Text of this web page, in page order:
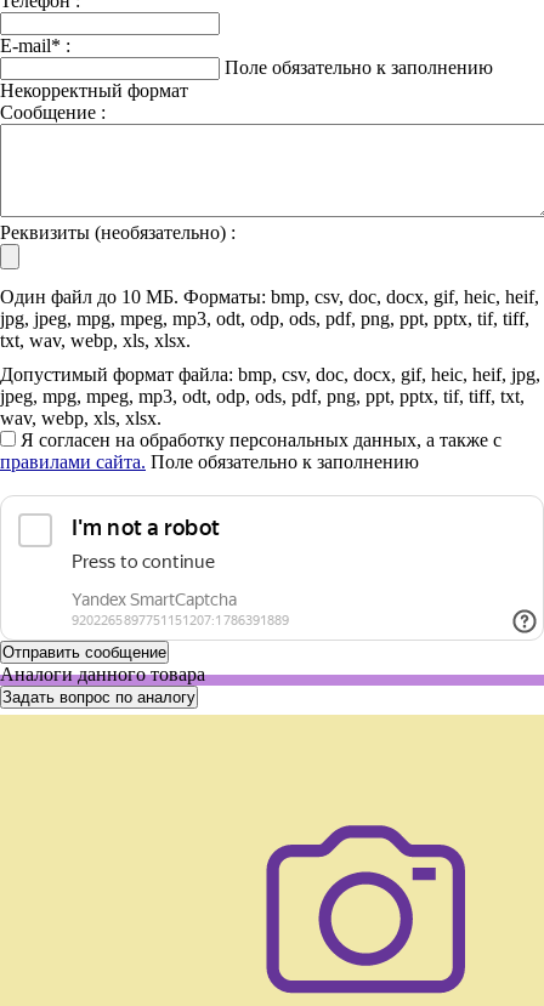
E-mail* :
Поле обязательно к заполнению
Некорректный формат
Сообщение :
Реквизиты (необязательно) :
Один файл до 10 МБ. Форматы: bmp, csv, doc, docx, gif, heic, heif,
jpg, jpeg, mpg, mpeg, mp3, odt, odp, ods, pdf, png, ppt, pptx, tif, tiff,
txt, wav, webp, xls, xlsx.
Допустимый формат файла: bmp, csv, doc, docx, gif, heic, heif, jpg,
jpeg, mpg, mpeg, mp3, odt, odp, ods, pdf, png, ppt, pptx, tif, tiff, txt,
wav, webp, xls, xlsx.
Я согласен на обработку персональных данных, а также с
правилами сайта. Поле обязательно к заполнению
Аналоги данного товара
Задать вопрос по аналогу